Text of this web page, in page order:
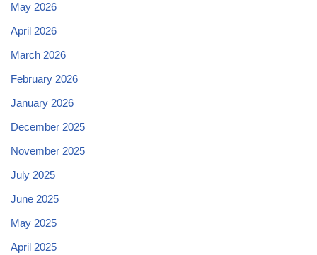
May 2026
April 2026
March 2026
February 2026
January 2026
December 2025
November 2025
July 2025
June 2025
May 2025
April 2025